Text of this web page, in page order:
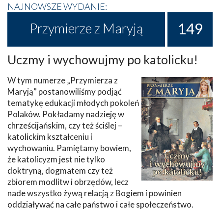
NAJNOWSZE WYDANIE:
Przymierze z Maryją 149
Uczmy i wychowujmy po katolicku!
W tym numerze „Przymierza z
Maryją” postanowiliśmy podjąć
tematykę edukacji młodych pokoleń
Polaków. Pokładamy nadzieję w
chrześcijańskim, czy też ściślej –
katolickim kształceniu i
wychowaniu. Pamiętamy bowiem,
że katolicyzm jest nie tylko
doktryną, dogmatem czy też
zbiorem modlitw i obrzędów, lecz
nade wszystko żywą relacją z Bogiem i powinien
oddziaływać na całe państwo i całe społeczeństwo.